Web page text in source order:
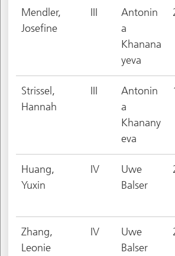
Mendler,
Josefine
III
Antonin
a
Khanana
yeva
Strissel,
Hannah
III
Antonin
a
Khanany
eva
Huang,
Yuxin
IV
Uwe
Balser
Zhang,
Leonie
IV
Uwe
Balser